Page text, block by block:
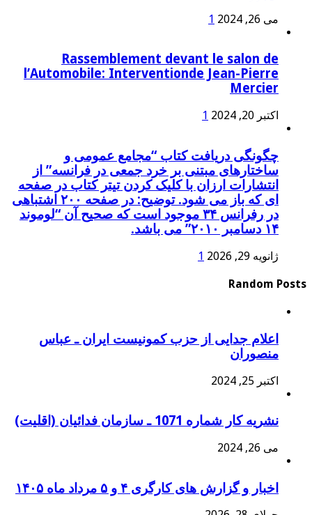
می 26, 2024 1
Rassemblement devant le salon de
l’Automobile: Interventionde Jean-Pierre
Mercier
اکتبر 20, 2024 1
چگونگی دریافت کتاب “مجامع عمومی و
ساختارهای مبتنی بر خرد جمعی در فرانسه” از
انتشارات ارزان با کلیک کردن تیتر کتاب در صفحه
ای که باز می شود. توضیح: در صفحه ۲۰۰ اشتباهی
در رفرانس ۳۴ موجود است که صحیح آن “لوموند
۱۴ دسامبر ۲۰۱۰” می باشد.
ژانویه 29, 2026 1
Random Posts
اعلام جدایی از حزب کمونیست ایران ـ عباس
منصوران
اکتبر 25, 2024
نشریه کار شماره 1071 ـ سازمان فدائیان (اقلیت)
می 26, 2024
اخبار و گزارش های کارگری ۴ و ۵ مرداد ماه ۱۴۰۵